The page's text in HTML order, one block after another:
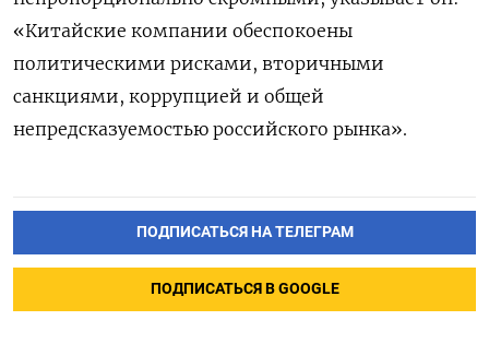
«Китайские компании обеспокоены
политическими рисками, вторичными
санкциями, коррупцией и общей
непредсказуемостью российского рынка».
ПОДПИСАТЬСЯ НА ТЕЛЕГРАМ
ПОДПИСАТЬСЯ В GOOGLE